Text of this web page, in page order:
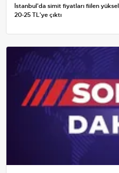
İstanbul'da simit fiyatları fiilen
20-25 TL'ye çıktı